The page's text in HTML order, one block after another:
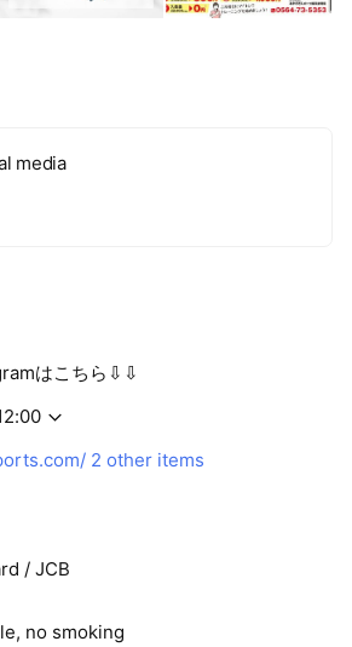
media
はこちら⇩⇩
2 other items
/ JCB
no smoking